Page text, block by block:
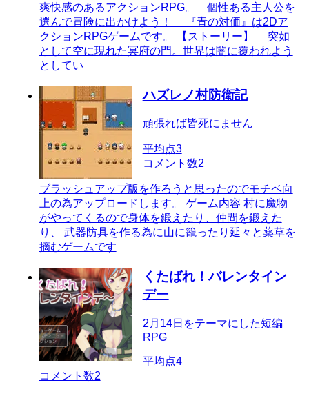
爽快感のあるアクションRPG。 個性ある主人公を
選んで冒険に出かけよう！ 『青の対価』は2Dア
クションRPGゲームです。 【ストーリー】 突如
として空に現れた冥府の門。世界は闇に覆われよう
としてい
ハズレノ村防衛記
頑張れば皆死にません
平均点3
コメント数2
ブラッシュアップ版を作ろうと思ったのでモチベ向
上の為アップロードします。 ゲーム内容 村に魔物
がやってくるので身体を鍛えたり、仲間を鍛えた
り、 武器防具を作る為に山に籠ったり延々と薬草を
摘むゲームです
くたばれ！バレンタイン
デー
2月14日をテーマにした短編
RPG
平均点4
コメント数2